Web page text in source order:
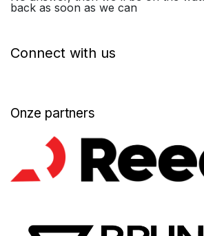
back as soon as we can
Connect with us
Onze partners